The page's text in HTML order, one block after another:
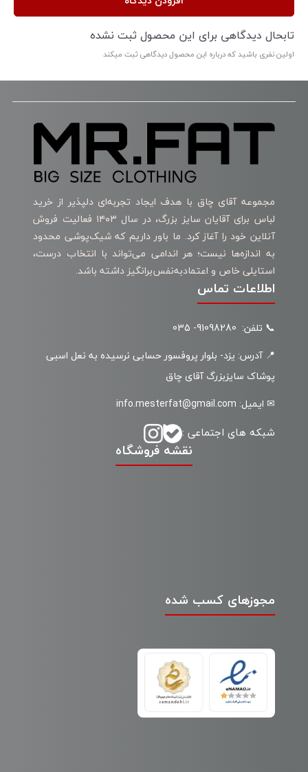
تابحال دیدگاهی برای این محصول ثبت نشده
اولین نفری باشید که درباره این محصول دیدگاهی ثبت میکند
مجموعه آقای چاق با هدف ایجاد تجربه‌ای دلپذیر از خرید
لباس برای آقایان سایز بزرگ، در سال ۱۴۰۳ فعالیت فروش
آنلاین خود را آغاز کرد. ما باور داریم که شیک‌پوشی محدود
به اندازه‌ها نیست؛ هر اندامی می‌تواند با انتخاب درست،
استایلی خاص و اعتمادبه‌نفس‌برانگیز داشته باشد.
مجوزهای کسب شده
اطلاعات تماس
📞 تلفن: 91098280- 035
📍 آدرس: یزد- بلوار پروفسور حسابی نرسیده به نعل اسبی
پوشاک سایزبزرگ آقای چاق
✉ ایمیل: info.mesterfat@gmail.com
شبکه های اجتماعی :
نقشه فروشگاه